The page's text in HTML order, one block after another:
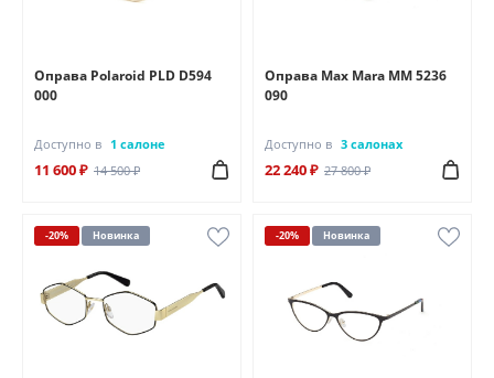
Оправа Polaroid PLD D594
000
Доступно в 1 салоне
11 600 ₽ 14 500 ₽
Оправа Max Mara MM 5236
090
Доступно в 3 салонах
22 240 ₽ 27 800 ₽
-20% Новинка -20% Новинка